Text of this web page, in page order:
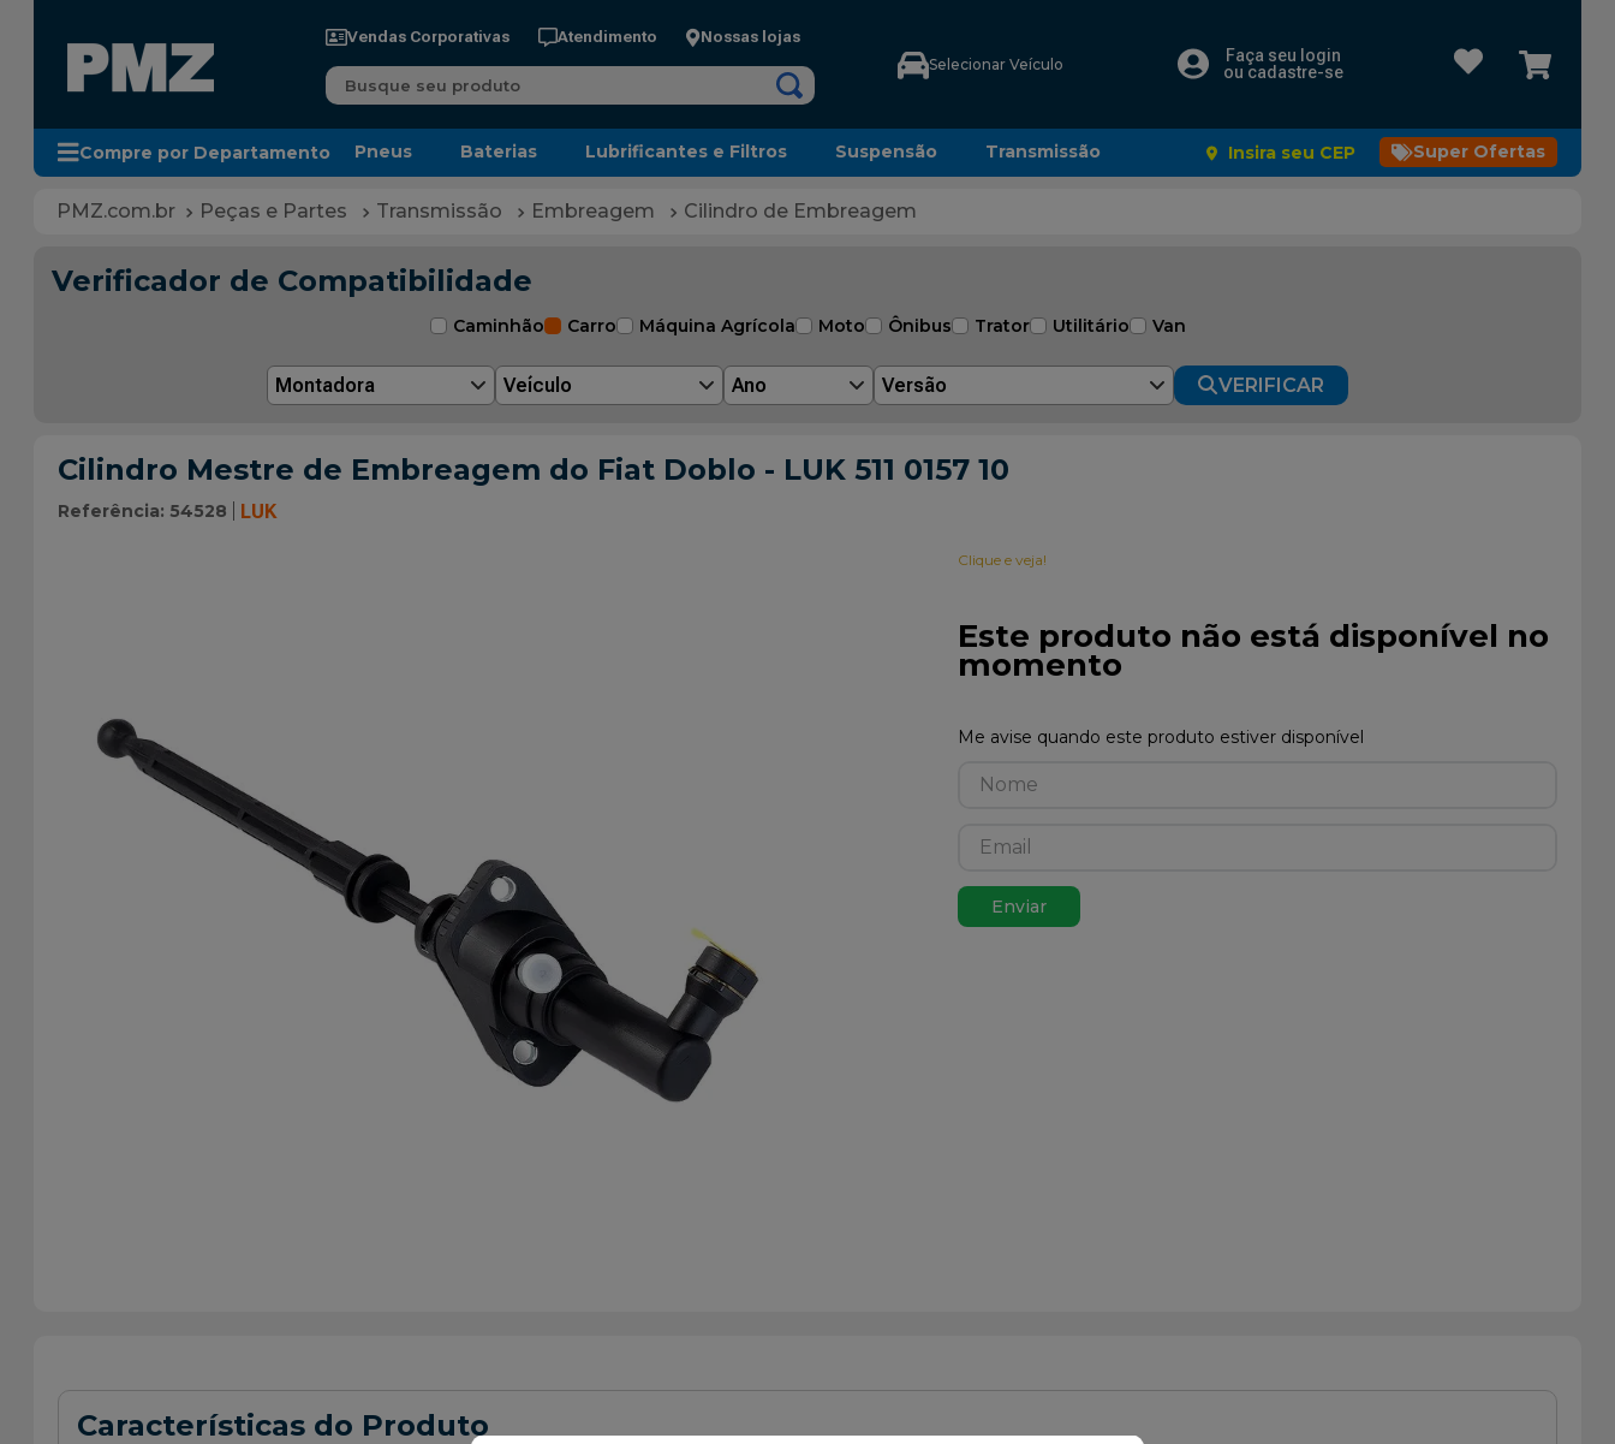
Vendas Corporativas Atendimento Nossas lojas
Busque seu produto Selecionar Veículo
Faça seu login
ou cadastre-se
Compre por Departamento Pneus Baterias Lubrificantes e Filtros Suspensão Transmissão Insira seu CEP Super Ofertas
Peças e Partes Transmissão Embreagem Cilindro de Embreagem
Verificador de Compatibilidade
Caminhão Carro Máquina Agrícola Moto Ônibus Trator Utilitário Van
Montadora Veículo Ano Versão VERIFICAR
Cilindro Mestre de Embreagem do Fiat Doblo - LUK 511 0157 10
Referência: 54528 LUK
Clique e veja!
Este produto não está disponível no
momento
Enviar
Características do Produto